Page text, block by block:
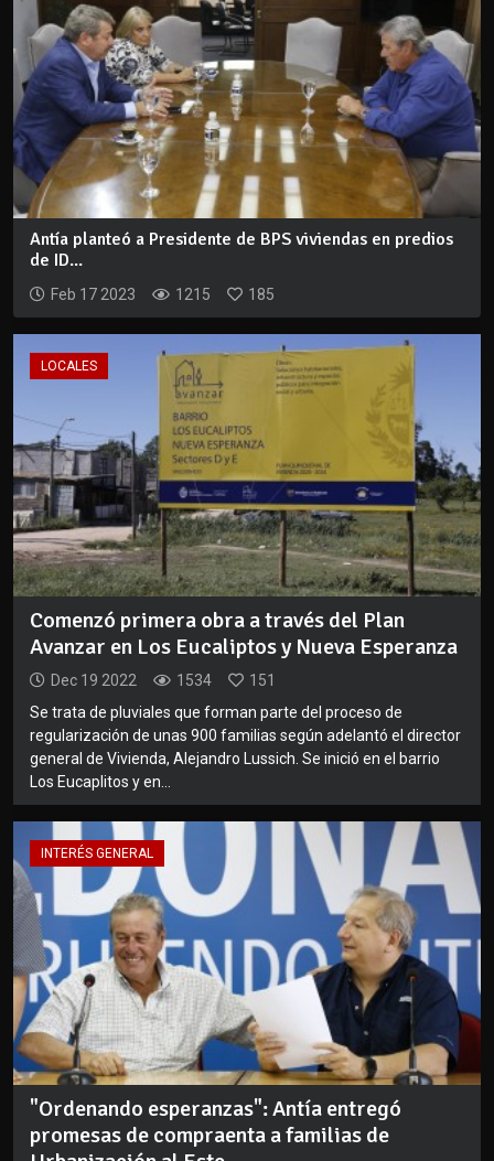
Antía planteó a Presidente de BPS viviendas en predios
de ID...
Feb 17 2023 1215 185
LOCALES
Comenzó primera obra a través del Plan
Avanzar en Los Eucaliptos y Nueva Esperanza
Dec 19 2022 1534
151
Se trata de pluviales que forman parte del proceso de
regularización de unas 900 familias según adelantó el director
general de Vivienda, Alejandro Lussich. Se inició en el barrio
Los Eucaplitos y en...
INTERÉS GENERAL
"Ordenando esperanzas": Antía entregó
promesas de compraenta a familias de